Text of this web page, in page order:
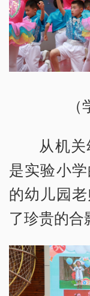
从机
是实验小
的幼儿园
了珍贵的合